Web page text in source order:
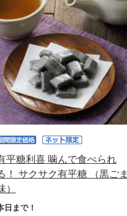
平糖利喜 噛んで食べられ
！ サクサク有平糖 （黒ごま
）
日まで！